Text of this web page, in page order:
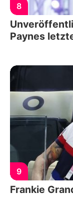
8
Paynes
9
Frankie